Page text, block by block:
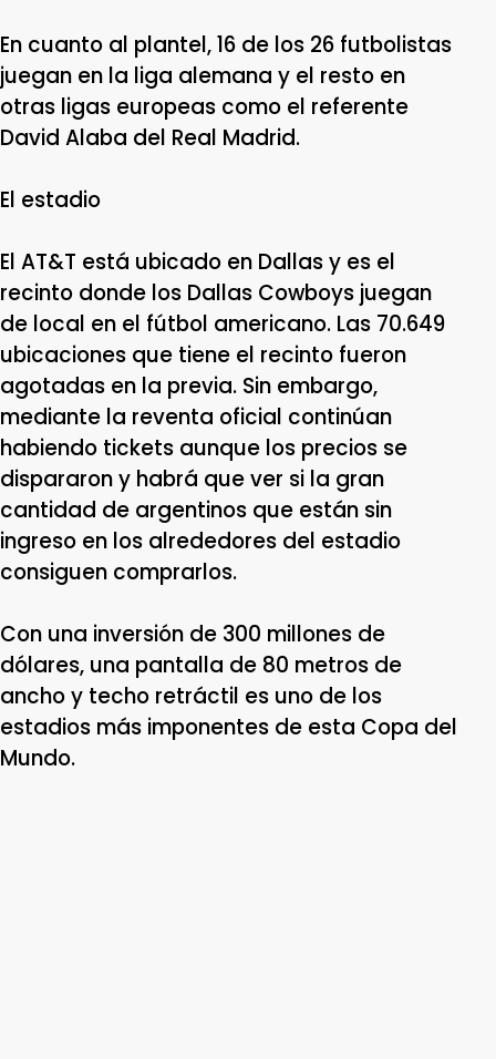
En cuanto al plantel, 16 de los 26 futbolistas
juegan en la liga alemana y el resto en
otras ligas europeas como el referente
David Alaba del Real Madrid.
El estadio
El AT&T está ubicado en Dallas y es el
recinto donde los Dallas Cowboys juegan
de local en el fútbol americano. Las 70.649
ubicaciones que tiene el recinto fueron
agotadas en la previa. Sin embargo,
mediante la reventa oficial continúan
habiendo tickets aunque los precios se
dispararon y habrá que ver si la gran
cantidad de argentinos que están sin
ingreso en los alrededores del estadio
consiguen comprarlos.
Con una inversión de 300 millones de
dólares, una pantalla de 80 metros de
ancho y techo retráctil es uno de los
estadios más imponentes de esta Copa del
Mundo.